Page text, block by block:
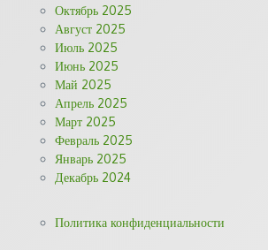
Октябрь 2025
Август 2025
Июль 2025
Июнь 2025
Май 2025
Апрель 2025
Март 2025
Февраль 2025
Январь 2025
Декабрь 2024
Политика конфиденциальности